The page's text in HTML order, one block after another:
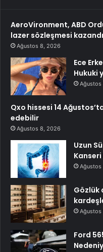
AeroVironment, ABD
lazer sözleşmesi kazandı
Ağustos 8, 2026
Ece
Hukuki
Ağustos
Qxo hissesi 14
edebilir
Ağustos 8, 2026
Uzun
Kanseri
Ağustos
Gözlük
Ağustos
Ford